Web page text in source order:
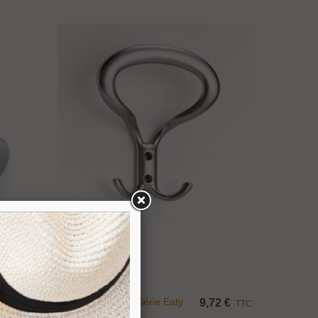
€ TTC Patère En Métal Série Eaty 9,72 € TTC